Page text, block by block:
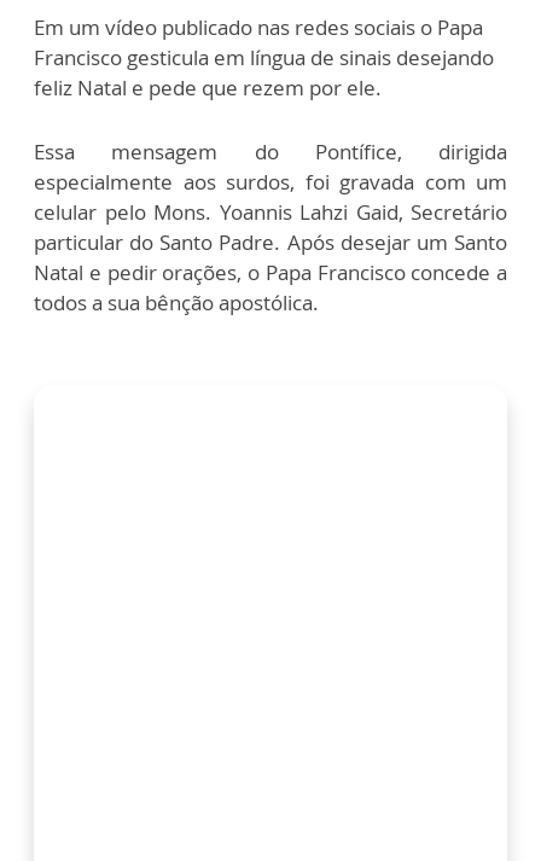
Em um vídeo publicado nas redes sociais o Papa
Francisco gesticula em língua de sinais desejando
feliz Natal e pede que rezem por ele.
Essa mensagem do Pontífice, dirigida
especialmente aos surdos, foi gravada com um
celular pelo Mons. Yoannis Lahzi Gaid, Secretário
particular do Santo Padre. Após desejar um Santo
Natal e pedir orações, o Papa Francisco concede a
todos a sua bênção apostólica.